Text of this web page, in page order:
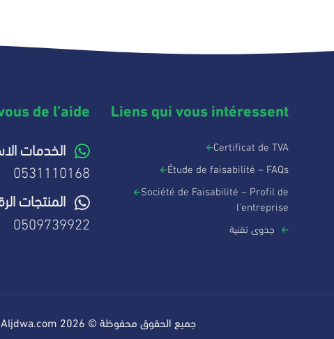
Liens qui vous intéressent
Certificat de TVA
Étude de faisabilité – FAQs
Société de Faisabilité – Profil de
l'entreprise
جدوى تقنية
de l’aide ?
الخدمات
0531110168
المنتجات
0509739922
جميع الحقوق محفوظة © 2026 Aljdwa.com